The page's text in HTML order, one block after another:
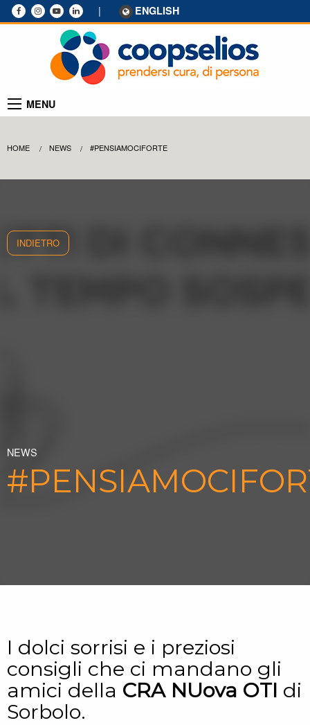
| ENGLISH
MENU
HOME NEWS #PENSIAMOCIFORTE
INDIETRO
NEWS
I dolci sorrisi e i preziosi
consigli che ci mandano gli
amici della CRA NUova OTI di
Sorbolo.